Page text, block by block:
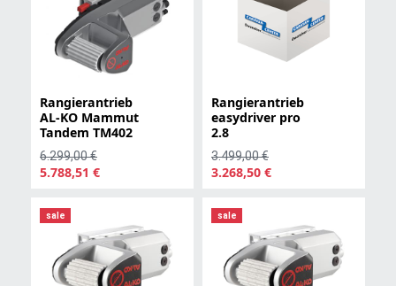
Rangierantrieb
AL-KO Mammut
Tandem TM402
6.299,00 €
5.788,51 €
Rangierantrieb
easydriver pro
2.8
3.499,00 €
3.268,50 €
sale sale